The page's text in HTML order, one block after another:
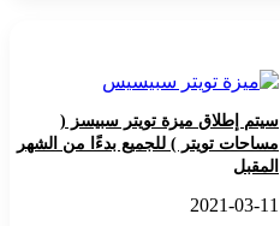
سيتم إطلاق ميزة تويتر سبيسز (
مساحات تويتر ) للجميع بدءًا من الشهر
المقبل
2021-03-11